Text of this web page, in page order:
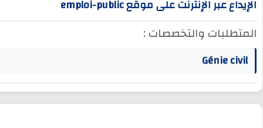
الإيداع عبر الإنترنت على موقع emploi-public
المتطلبات والتخصصات :
Génie civil